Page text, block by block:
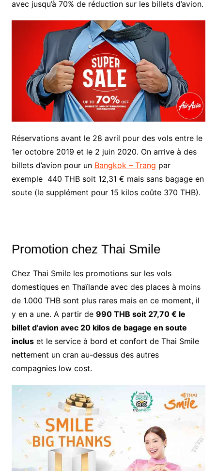
avec jusqu’à 70% de réduction sur les billets d’avion.
Réservations avant le 28 avril pour des vols entre le
1er octobre 2019 et le 2 juin 2020. On arrive à des
billets d’avion pour un Bangkok – Trang par
exemple 440 THB soit 12,31 € mais sans bagage en
soute (le supplément pour 15 kilos coûte 370 THB).
Promotion chez Thai Smile
Chez Thai Smile les promotions sur les vols
domestiques en Thaïlande avec des places à moins
de 1.000 THB sont plus rares mais en ce moment, il
y en a une. A partir de 990 THB soit 27,70 € le
billet d’avion avec 20 kilos de bagage en soute
incluset le service à bord et confort de Thai Smile
nettement un cran au-dessus des autres
compagnies low cost.